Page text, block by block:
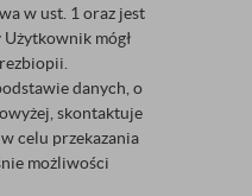
w ust. 1 oraz jest
mógł
danych, o
skontaktuje
celu przekazania
możliwości